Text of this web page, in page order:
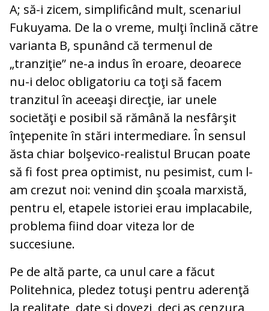
A; să-i zicem, simplificând mult, scenariul
Fukuyama. De la o vreme, mulţi înclină către
varianta B, spunând că termenul de
„tranziţie” ne-a indus în eroare, deoarece
nu-i deloc obligatoriu ca toţi să facem
tranzitul în aceeaşi direcţie, iar unele
societăţi e posibil să rămână la nesfârşit
înţepenite în stări intermediare. În sensul
ăsta chiar bolşevico-realistul Brucan poate
să fi fost prea optimist, nu pesimist, cum l-
am crezut noi: venind din şcoala marxistă,
pentru el, etapele istoriei erau implacabile,
problema fiind doar viteza lor de
succesiune.
Pe de altă parte, ca unul care a făcut
Politehnica, pledez totuşi pentru aderenţă
la realitate, date şi dovezi, deci aş cenzura